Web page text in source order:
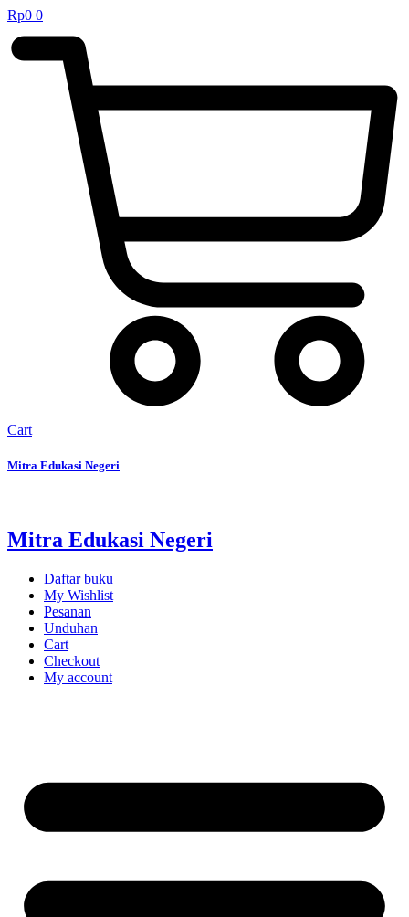
Rp0 0
Cart
Mitra Edukasi Negeri
Mitra Edukasi Negeri
Daftar buku
My Wishlist
Pesanan
Unduhan
Cart
Checkout
My account